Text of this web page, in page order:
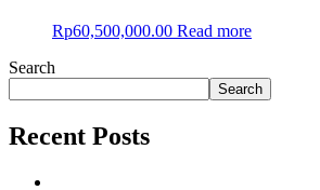
Rp60,500,000.00 Read more
Search
Search
Recent Posts